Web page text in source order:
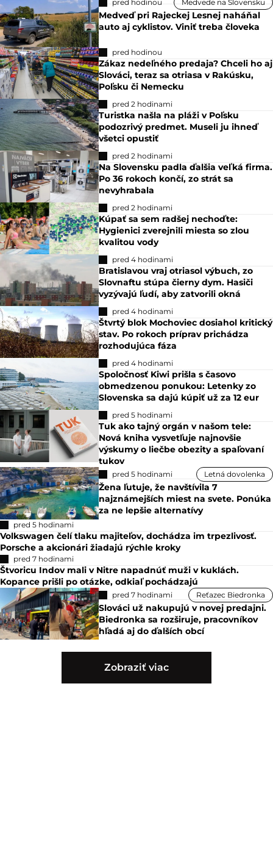
pred hodinou Medvede na Slovensku
Medveď pri Rajeckej Lesnej naháňal
auto aj cyklistov. Viniť treba človeka
pred hodinou
Zákaz nedeľného predaja? Chceli ho aj
Slováci, teraz sa otriasa v Rakúsku,
Poľsku či Nemecku
pred 2 hodinami
Turistka našla na pláži v Poľsku
podozrivý predmet. Museli ju ihneď
všetci opustiť
pred 2 hodinami
Na Slovensku padla ďalšia veľká firma.
Po 36 rokoch končí, zo strát sa
nevyhrabala
pred 2 hodinami
Kúpať sa sem radšej nechoďte:
Hygienici zverejnili miesta so zlou
kvalitou vody
pred 4 hodinami
Bratislavou vraj otriasol výbuch, zo
Slovnaftu stúpa čierny dym. Hasiči
vyzývajú ľudí, aby zatvorili okná
pred 4 hodinami
Štvrtý blok Mochoviec dosiahol kritický
stav. Po rokoch príprav prichádza
rozhodujúca fáza
pred 4 hodinami
Spoločnosť Kiwi prišla s časovo
obmedzenou ponukou: Letenky zo
Slovenska sa dajú kúpiť už za 12 eur
pred 5 hodinami
Tuk ako tajný orgán v našom tele:
Nová kniha vysvetľuje najnovšie
výskumy o liečbe obezity a spaľovaní
tukov
pred 5 hodinami Letná dovolenka
Žena ľutuje, že navštívila 7
najznámejších miest na svete. Ponúka
za ne lepšie alternatívy
pred 5 hodinami
Volkswagen čelí tlaku majiteľov, dochádza im trpezlivosť.
Porsche a akcionári žiadajú rýchle kroky
pred 7 hodinami
Štvoricu Indov mali v Nitre napadnúť muži v kuklách.
Kopance prišli po otázke, odkiaľ pochádzajú
pred 7 hodinami Reťazec Biedronka
Slováci už nakupujú v novej predajni.
Biedronka sa rozširuje, pracovníkov
hľadá aj do ďalších obcí
Zobraziť viac